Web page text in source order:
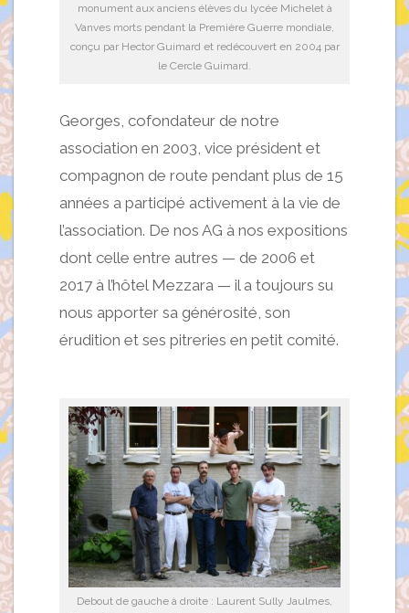
monument aux anciens élèves du lycée Michelet à
Vanves morts pendant la Première Guerre mondiale,
conçu par Hector Guimard et redécouvert en 2004 par
le Cercle Guimard.
Georges, cofondateur de notre
association en 2003, vice président et
compagnon de route pendant plus de 15
années a participé activement à la vie de
l’association. De nos AG à nos expositions
dont celle entre autres — de 2006 et
2017 à l’hôtel Mezzara — il a toujours su
nous apporter sa générosité, son
érudition et ses pitreries en petit comité.
Debout de gauche à droite : Laurent Sully Jaulmes,